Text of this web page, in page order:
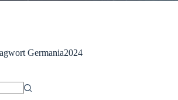
Germania2024